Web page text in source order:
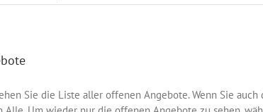
Angebot
Sie die Liste aller offenen Angebote. Wenn Sie